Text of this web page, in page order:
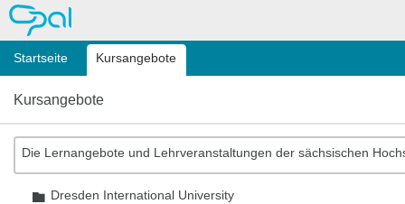
OPAL
Startseite Kursangebote
Kursangebote
Die Lernangebote und Lehrveranstaltungen der sächsischen
Ordner
Dresden International University